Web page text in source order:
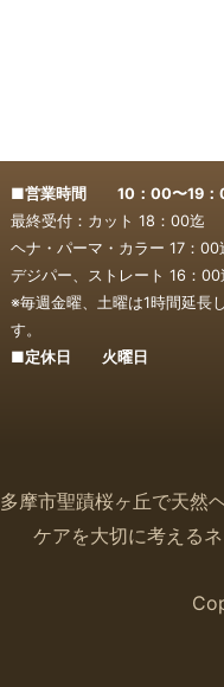
■営業時間 10：00〜19：
最終受付：カット 18：00迄
ヘナ・パーマ・カラー 17：00
デジパー、ストレート 16：00
※毎週金曜、土曜は1時間延長
す。
■定休日 火曜日
多摩市聖蹟桜ヶ丘で天然
ケアを大切に考える